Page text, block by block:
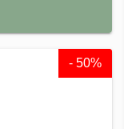
- 50%